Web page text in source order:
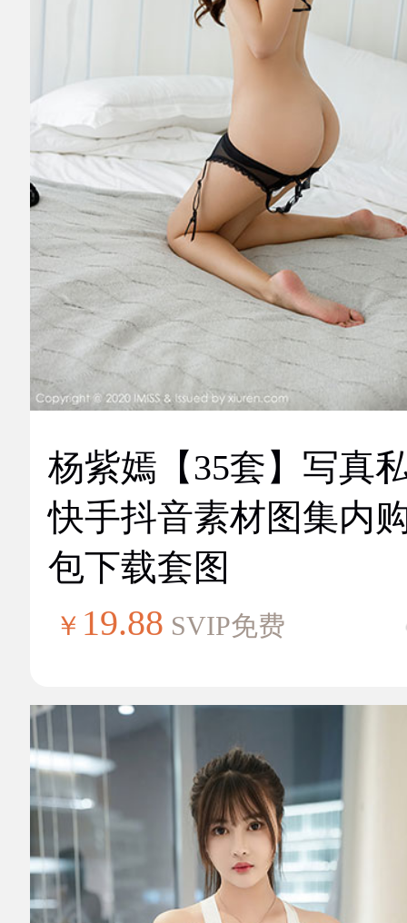
杨紫嫣【35套】写真
快手抖音素材图集内
包下载套图
￥ 19.88 SVIP免费